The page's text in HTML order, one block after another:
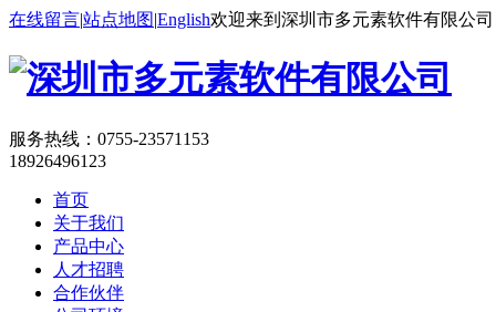
在线留言|站点地图|English欢迎来到深圳市多元素软件有限公
服务热线： 0755-23571153
18926496123
首页
关于我们
产品中心
人才招聘
合作伙伴